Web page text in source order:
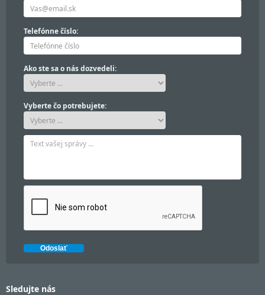
Telefónne číslo:
Ako ste sa o nás dozvedeli:
Vyberte čo potrebujete:
Sledujte nás